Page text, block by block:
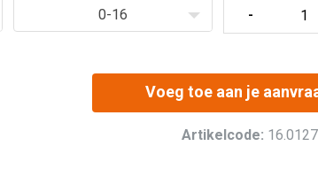
0-16
Voeg toe aan je
Artikelcode: